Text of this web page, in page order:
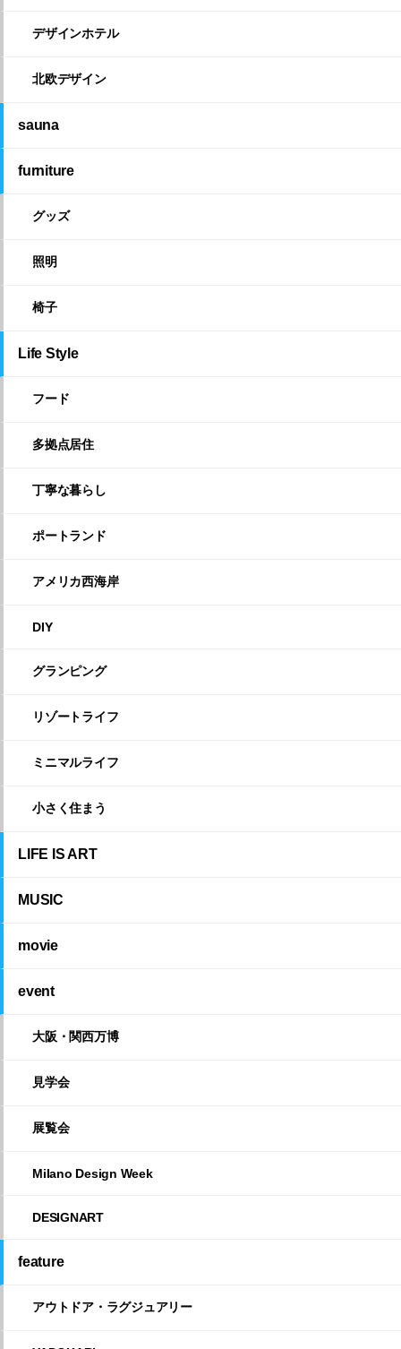
デザインホテル
北欧デザイン
sauna
furniture
グッズ
照明
椅子
Life Style
フード
多拠点居住
丁寧な暮らし
ポートランド
アメリカ西海岸
DIY
グランピング
リゾートライフ
ミニマルライフ
小さく住まう
LIFE IS ART
MUSIC
movie
event
大阪・関西万博
見学会
展覧会
Milano Design Week
DESIGNART
feature
アウトドア・ラグジュアリー